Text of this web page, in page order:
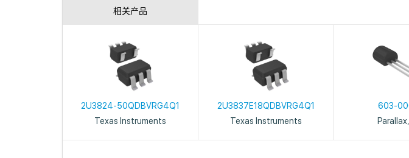
相关产品
2U3824-50QDBVRG4Q1
Texas Instruments
2U3837E18QDBVRG4Q1
Texas Instruments
603-